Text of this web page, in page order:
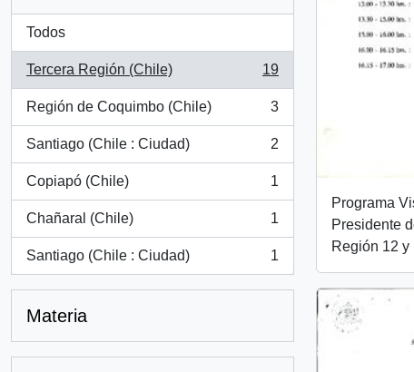
Todos
Tercera Región (Chile)
, 19 resultados
19
Región de Coquimbo (Chile)
, 3 resultados
3
Santiago (Chile : Ciudad)
, 2 resultados
2
Copiapó (Chile)
, 1 resultados
1
Chañaral (Chile)
, 1 resultados
1
Santiago (Chile : Ciudad)
, 1 resultados
1
Materia
Programa
Presidente
Región 12 y